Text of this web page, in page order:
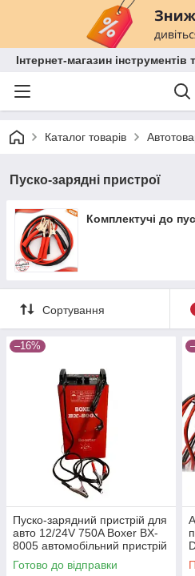
Інтернет-магазин
Каталог товарів
Пуско-зарядні пристрої
Комплектучі до
Сортування
–16%
Пуско-зарядний пристрій для
авто 12/24V 750A Boxer BX-
8005 автомобільний пристрій
для пуску двигуна
Готово до відправки